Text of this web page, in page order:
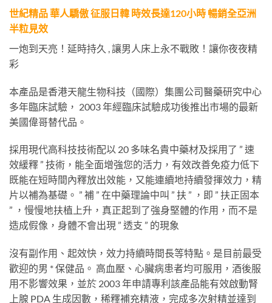
世紀精品 華人驕傲 征服日韓 時效長達120小時 暢銷全亞洲
半粒見效
一炮到天亮！延時持久 , 讓男人床上永不戰敗！讓你夜夜精
彩
本產品是香港天龍生物科技（國際）集團公司醫藥研究中心
多年臨床試驗， 2003 年經臨床試驗成功後推出市場的最新
美國偉哥替代品。
採用現代高科技技術配以 20 多味名貴中藥材及採用了 ” 速
效緩釋 ” 技術，能全面增強您的活力，有效改善免疫力低下
既能在短時間內釋放出效能，又能連續地持續發揮效力，精
片以補為基礎。 ” 補 ” 在中藥理論中叫 ” 扶 ” ，即 ” 扶正固本
” ，慢慢地扶植上升，真正起到了強身堅體的作用，而不是
造成假像，身體不會出現 ” 透支 ” 的現象
沒有副作用、起效快，效力持續時間長等特點。是目前最受
歡迎的男 * 保健品。 高血壓、心臟病患者均可服用，酒後服
用不影響效果，並於 2003 年申請專利該產品能有效啟動腎
上腺 PDA 生成因數，稀釋補充精液，完成多次射精並達到